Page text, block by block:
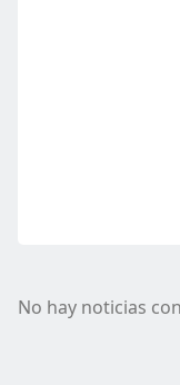
No hay noticias